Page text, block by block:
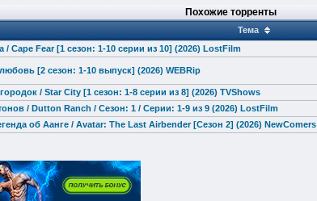
Похожие торренты
Тема
/ Cape Fear [1 сезон: 1-10 серии из 10] (2026) LostFilm
[2 сезон: 1-10 выпуск] (2026) WEBRip
/ Star City [1 сезон: 1-8 серии из 8] (2026) TVShows
/ Dutton Ranch / Сезон: 1 / Серии: 1-9 из 9 (2026) LostFilm
об Аанге / Avatar: The Last Airbender [Сезон 2] (2026) NewComers